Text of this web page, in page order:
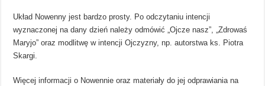
Układ Nowenny jest bardzo prosty. Po odczytaniu intencji
wyznaczonej na dany dzień należy odmówić „Ojcze nasz”, „Zdrowaś
Maryjo” oraz modlitwę w intencji Ojczyzny, np. autorstwa ks. Piotra
Skargi.
Więcej informacji o Nowennie oraz materiały do jej odprawiania na